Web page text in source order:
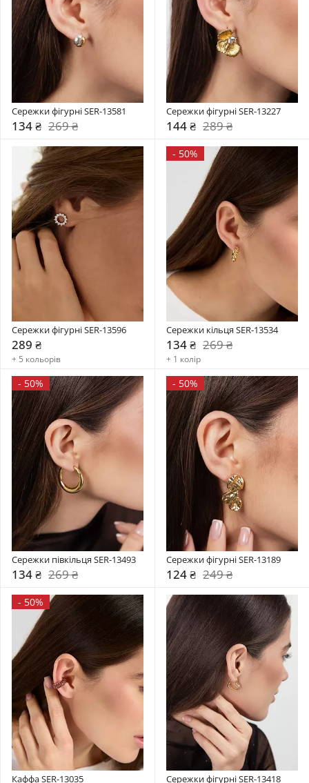
Сережки фігурні SER-13581
134 ₴ 269 ₴
Сережки фігурні SER-13227
144 ₴ 289 ₴
Сережки фігурні SER-13596
289 ₴
+ 5 кольорів
- 50%
Сережки кільця SER-13534
134 ₴ 269 ₴
+ 1 колір
- 50%
Сережки півкільця SER-13493
134 ₴ 269 ₴
- 50%
Сережки фігурні SER-13189
124 ₴ 249 ₴
- 50%
Каффа SER-13035 Сережки фігурні SER-13418